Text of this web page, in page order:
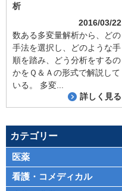
析
2016/03/22
数ある多変量解析から、どの
手法を選択し、どのような手
順を踏み、どう分析をするの
かをＱ＆Ａの形式で解説して
いる。 多変...
詳しく見る
カテゴリー
医薬
看護・コメディカル